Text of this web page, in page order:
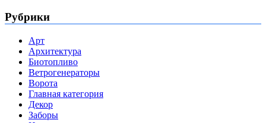
Рубрики
Арт
Архитектура
Биотопливо
Ветрогенераторы
Ворота
Главная категория
Декор
Заборы